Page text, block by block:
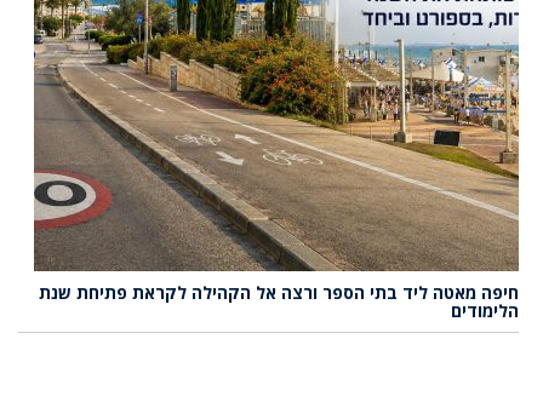
חיפה מאטה ליד בתי הספר ורצה אל הקהילה לקראת פתיחת שנת
הלימודים